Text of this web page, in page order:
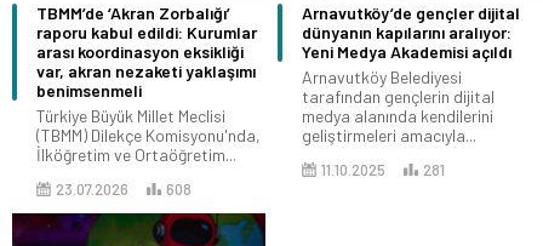
TBMM’de ‘Akran Zorbalığı’
raporu kabul edildi: Kurumlar
arası koordinasyon eksikliği
var, akran nezaketi yaklaşımı
benimsenmeli
Türkiye Büyük Millet Meclisi
(TBMM) Dilekçe Komisyonu'nda,
İlköğretim ve Ortaöğretim...
23.07.2026 608
Arnavutköy’de gençler dijital
dünyanın kapılarını aralıyor:
Yeni Medya Akademisi açıldı
Arnavutköy Belediyesi
tarafından gençlerin dijital
medya alanında kendilerini
geliştirmeleri amacıyla...
11.10.2025 281